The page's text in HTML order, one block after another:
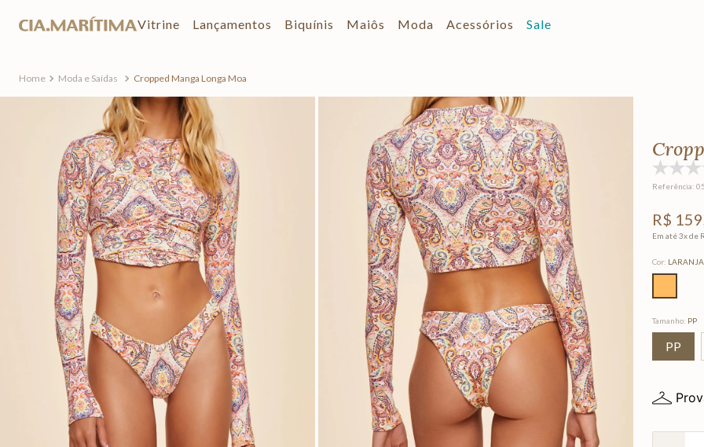
Vitrine Lançamentos Biquínis Maiôs Moda Acessórios Sale
Moda e Saídas Cropped Manga Longa Moa
Referência:
R$ 159
Em até3x de
Cor: LARANJA
Tamanho: PP
PP